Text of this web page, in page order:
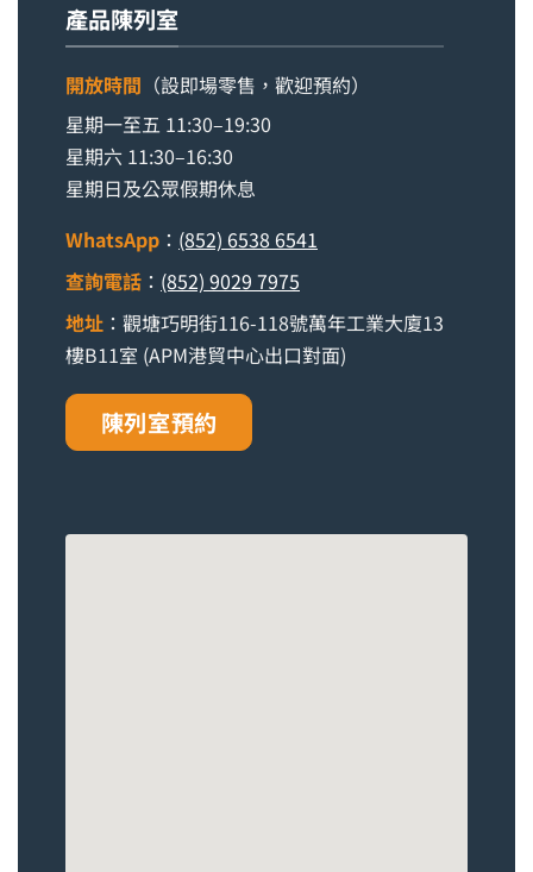
產品陳列室
開放時間 （設即場零售，歡迎預約）
星期一至五 11:30–19:30
星期六 11:30–16:30
星期日及公眾假期休息
WhatsApp ： (852) 6538 6541
查詢電話 ： (852) 9029 7975
地址 ：觀塘巧明街116-118號萬年工業大廈13
樓B11室 (APM港貿中心出口對面)
陳列室預約